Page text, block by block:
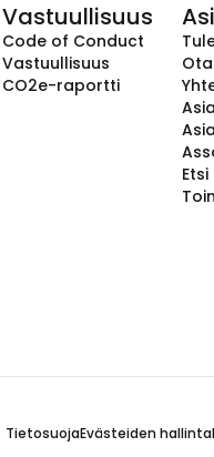
Vastuullisuus
Code of Conduct
Vastuullisuus
CO2e-raportti
TietosuojaEvästeiden hallinta